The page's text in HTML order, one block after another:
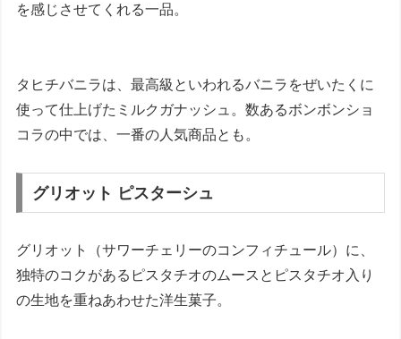
を感じさせてくれる一品。
タヒチバニラは、最高級といわれるバニラをぜいたくに
使って仕上げたミルクガナッシュ。数あるボンボンショ
コラの中では、一番の人気商品とも。
グリオット ピスターシュ
グリオット（サワーチェリーのコンフィチュール）に、
独特のコクがあるピスタチオのムースとピスタチオ入り
の生地を重ねあわせた洋生菓子。